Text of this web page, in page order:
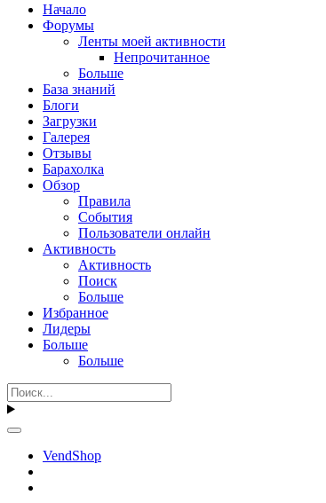
Начало
Форумы
Ленты моей активности
Непрочитанное
Больше
База знаний
Блоги
Загрузки
Галерея
Отзывы
Барахолка
Обзор
Правила
События
Пользователи онлайн
Активность
Активность
Поиск
Больше
Избранное
Лидеры
Больше
Больше
VendShop